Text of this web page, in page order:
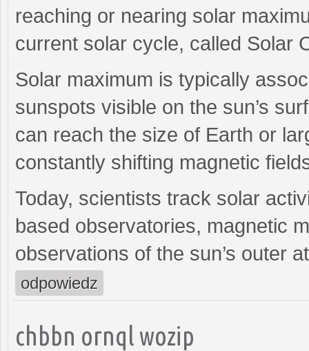
reaching or nearing solar
current solar cycle, called Solar
Solar maximum is typically
sunspots visible on the sun’s
can reach the size of Earth or
constantly shifting magnetic
Today, scientists track solar
based observatories, magnetic
observations of the sun’s outer
odpowiedz
chbbn ornql wozip